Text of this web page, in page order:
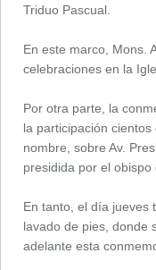
Triduo Pascual.
En este marco, Mons.
celebraciones en la
Por otra parte, la
la participación
nombre, sobre Av.
presidida por el obispo
En tanto, el día jueves
lavado de pies, donde
adelante esta